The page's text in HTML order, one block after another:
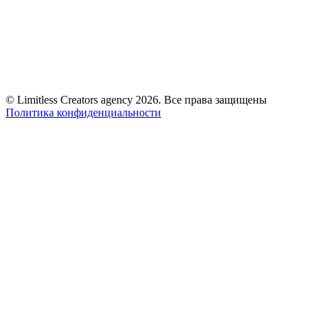
© Limitless Creators agency 2026. Все права защищены
Политика конфиденциальности